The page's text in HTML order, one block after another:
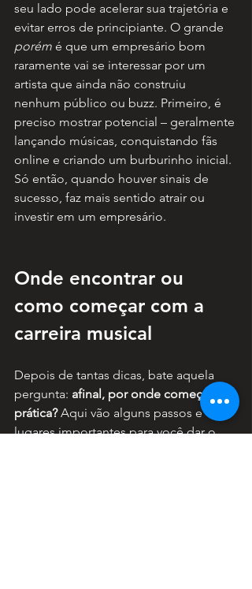
seu lado pode acelerar sua trajetória e
evitar erros de principiante. O grande
porém é que um empresário bom
raramente vai se interessar por um
artista que ainda não construiu
nenhum público ou buzz. Primeiro, é
preciso mostrar potencial – geralmente
lançando músicas, conquistando fãs
online e criando um burburinho inicial.
Só então, quando houver sinais de
sucesso, faz mais sentido atrair ou
investir em um empresário.
Onde encontrar ou
como começar com a
carreira musical
Depois de tantas dicas, bate aquela
pergunta: afinal, por onde começar na
prática? Aqui vão alguns passos e
lugares importantes para você dar o